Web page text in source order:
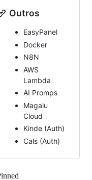
Outros
EasyPanel
Docker
N8N
AWS
Lambda
AI Promps
Magalu
Cloud
Kinde (Auth)
Cals (Auth)